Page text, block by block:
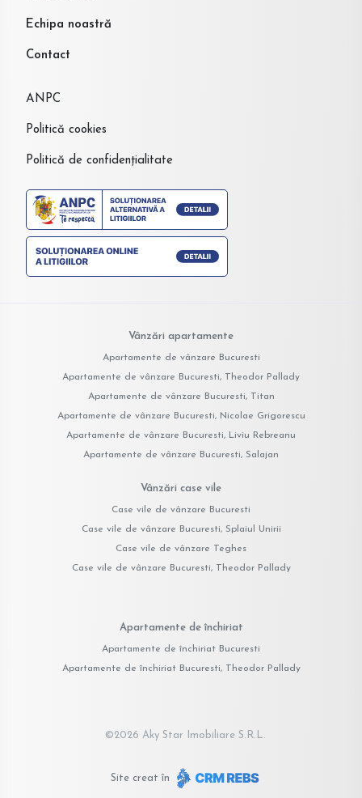
Echipa noastră
Contact
ANPC
Politică cookies
Politică de confidențialitate
Vânzări apartamente
Apartamente de vânzare Bucuresti
Apartamente de vânzare Bucuresti, Theodor Pallady
Apartamente de vânzare Bucuresti, Titan
Apartamente de vânzare Bucuresti, Nicolae Grigorescu
Apartamente de vânzare Bucuresti, Liviu Rebreanu
Apartamente de vânzare Bucuresti, Salajan
Vânzări case vile
Case vile de vânzare Bucuresti
Case vile de vânzare Bucuresti, Splaiul Unirii
Case vile de vânzare Teghes
Case vile de vânzare Bucuresti, Theodor Pallady
Apartamente de închiriat
Apartamente de închiriat Bucuresti
Apartamente de închiriat Bucuresti, Theodor Pallady
©2026 Aky Star Imobiliare S.R.L.
Site creat în